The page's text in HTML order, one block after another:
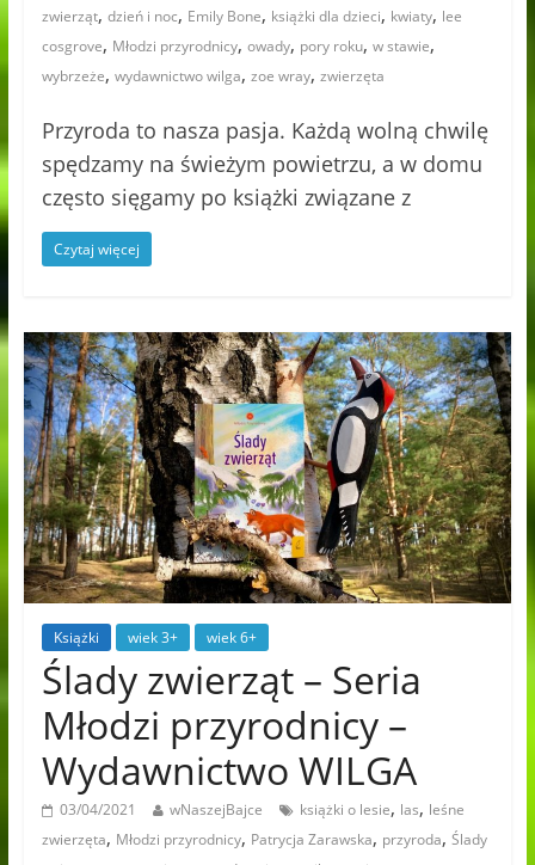
zwierząt, dzień i noc, Emily Bone, książki dla dzieci, kwiaty, lee
cosgrove, Młodzi przyrodnicy, owady, pory roku, w stawie,
wybrzeże, wydawnictwo wilga, zoe wray, zwierzęta
Przyroda to nasza pasja. Każdą wolną chwilę
spędzamy na świeżym powietrzu, a w domu
często sięgamy po książki związane z
Czytaj więcej
Książki wiek 3+ wiek 6+
Ślady zwierząt – Seria
Młodzi przyrodnicy –
Wydawnictwo WILGA
03/04/2021 wNaszejBajce książki o lesie, las, leśne
zwierzęta, Młodzi przyrodnicy, Patrycja Zarawska, przyroda, Ślady